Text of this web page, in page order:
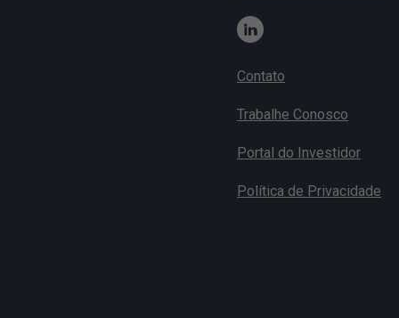
Contato
Trabalhe Conosco
Portal do Investidor
Política de Privacidade